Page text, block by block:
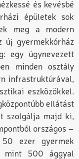
és kevésbé
épületek sok
meg a modern
új gyermekkórház
egy úgynevezett
minden osztály
infrastruktúrával,
eszközökkel.
ellátást
szolgálja majd ki,
országos –
50 ezer gyermek
mint 500 ággyal